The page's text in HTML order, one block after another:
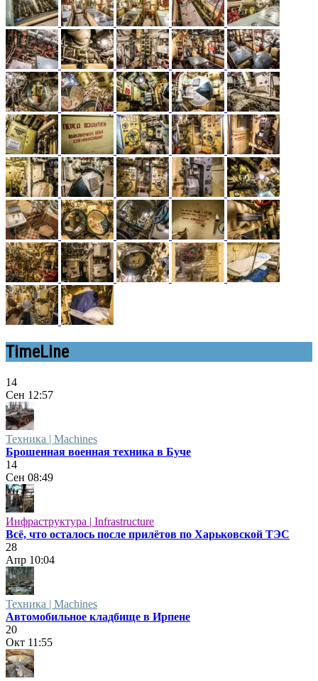
TimeLine
14
Сен 12:57
Техника | Machines
Брошенная военная техника в Буче
14
Сен 08:49
Инфраструктура | Infrastructure
Всё, что осталось после прилётов по Харьковской ТЭС
28
Апр 10:04
Техника | Machines
Автомобильное кладбище в Ирпене
20
Окт 11:55